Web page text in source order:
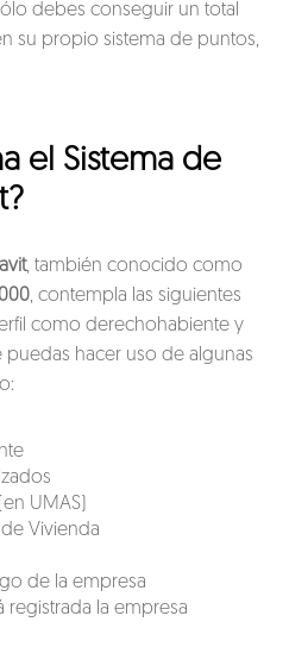
debes conseguir un total
su propio sistema de puntos,
el Sistema de
, también conocido como
, contempla las siguientes
como derechohabiente y
hacer uso de algunas
UMAS)
Vivienda
de la empresa
registrada la empresa